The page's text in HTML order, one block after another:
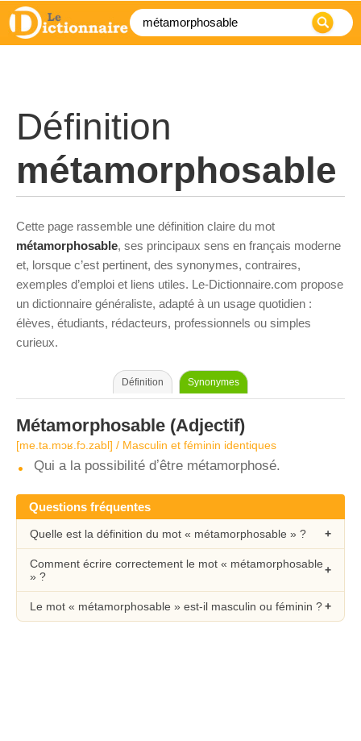
Définition
métamorphosable
Cette page rassemble une définition claire du mot
métamorphosable, ses principaux sens en français moderne
et, lorsque c’est pertinent, des synonymes, contraires,
exemples d’emploi et liens utiles. Le-Dictionnaire.com propose
un dictionnaire généraliste, adapté à un usage quotidien :
élèves, étudiants, rédacteurs, professionnels ou simples
curieux.
Définition Synonymes
Métamorphosable (Adjectif)
[me.ta.mɔʁ.fɔ.zabl] / Masculin et féminin identiques
Qui a la possibilité dʼêtre métamorphosé.
Questions fréquentes
Quelle est la définition du mot « métamorphosable » ?
Comment écrire correctement le mot « métamorphosable
» ?
Le mot « métamorphosable » est-il masculin ou féminin ?